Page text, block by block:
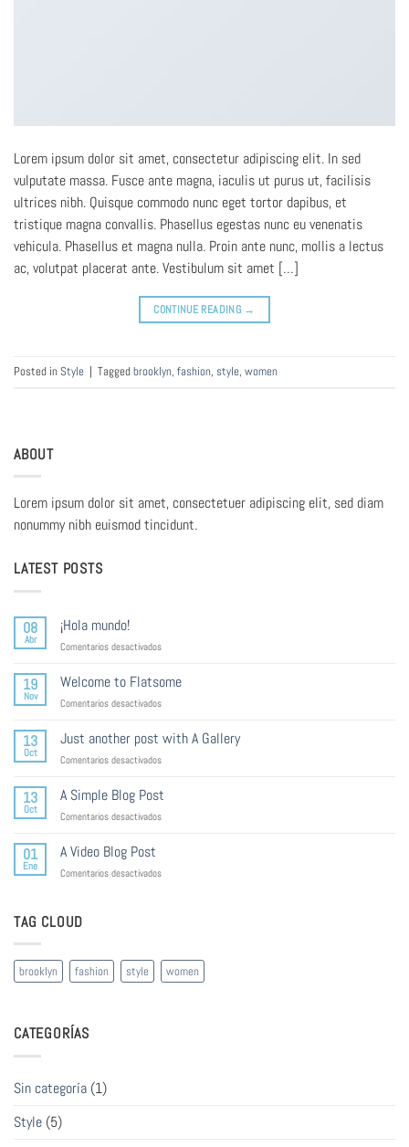
Lorem ipsum dolor sit amet, consectetur adipiscing elit. In sed
vulputate massa. Fusce ante magna, iaculis ut purus ut, facilisis
ultrices nibh. Quisque commodo nunc eget tortor dapibus, et
tristique magna convallis. Phasellus egestas nunc eu venenatis
vehicula. Phasellus et magna nulla. Proin ante nunc, mollis a lectus
ac, volutpat placerat ante. Vestibulum sit amet […]
CONTINUE READING →
Posted in Style | Taggedbrooklyn, fashion, style, women
ABOUT
Lorem ipsum dolor sit amet, consectetuer adipiscing elit, sed diam
nonummy nibh euismod tincidunt.
LATEST POSTS
08
Abr
¡Hola mundo!
Comentarios desactivadosen
19
Nov
Welcome to Flatsome
Comentarios desactivadosen
Flatsome
13
Oct
Just another post with A Gallery
Comentarios desactivadosen
post
with
13
Oct
A Simple Blog Post
Comentarios desactivadosen
Post
01
Ene
A Video Blog Post
Comentarios desactivadosen
TAG CLOUD
brooklyn fashion style women
CATEGORÍAS
Sin categoría (1)
Style (5)